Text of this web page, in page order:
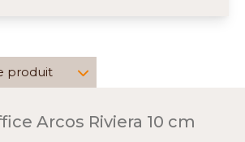
produit
Arcos Riviera 10 cm